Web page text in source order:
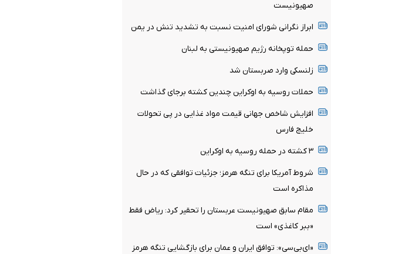
صهیونیست
ابراز نگرانی شورای امنیت نسبت به تشدید تنش در یمن
حمله توپخانه رژیم صهیونیستی به لبنان
زلنسکی وارد صربستان شد
حملات روسیه به اوکراین چندین کشته برجای گذاشت
افزایش شاخص جهانی قیمت مواد غذایی در پی تحولات
خلیج فارس
۳ کشته در حمله روسیه به اوکراین
شروط آمریکا برای تنگه هرمز؛ جزئیات توافقی که در حال
مذاکره است
مقام سابق صهیونیست عربستان را تحقیر کرد: ریاض فقط
«ببر کاغذی» است
«ای‌بی‌سی»: توافق ایران و عمان برای بازگشایی تنگه هرمز